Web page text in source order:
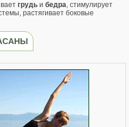
грудь и бедра, стимулирует
растягивает боковые